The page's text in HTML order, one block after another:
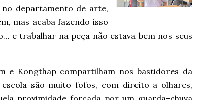
departamento de arte,
mas acaba fazendo isso
e trabalhar na peça não estava bem nos seus
e Kongthap compartilham nos bastidores da
são muito fofos, com direito a olhares,